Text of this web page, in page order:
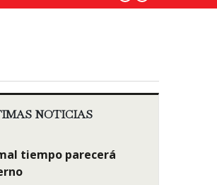
NOTICIAS
tiempo parecerá